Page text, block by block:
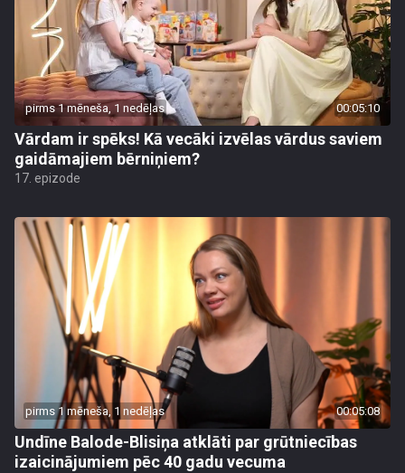
pirms 1 mēneša, 1 nedēļas 00:05:10
Vārdam ir spēks! Kā vecāki izvēlas vārdus saviem
gaidāmajiem bērniņiem?
17. epizode
pirms 1 mēneša, 1 nedēļas 00:05:08
Undīne Balode-Blisiņa atklāti par grūtniecības
izaicinājumiem pēc 40 gadu vecuma